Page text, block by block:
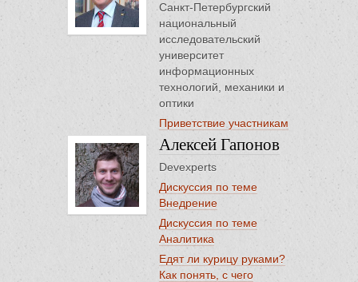
Санкт-Петербургский
национальный
исследовательский
университет
информационных
технологий, механики и
оптики
Приветствие участникам
Алексей Гапонов
Devexperts
Дискуссия по теме
Внедрение
Дискуссия по теме
Аналитика
Едят ли курицу руками?
Как понять, с чего